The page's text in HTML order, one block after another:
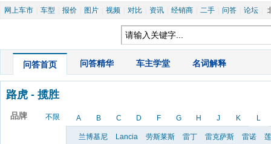
网上车市 车型 报价 图片 视频 对比 资讯 经销商 二手 问答 论坛
问答首页 问答精华 车主学堂 名词解释
路虎 - 揽胜
品牌 不限 A B C D F G H J K L
兰博基尼 Lancia 劳斯莱斯 雷丁 雷克萨斯 雷诺